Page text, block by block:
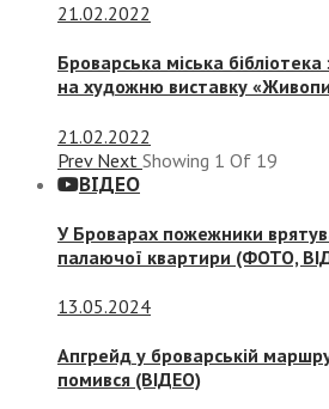
21.02.2022
Броварська міська
на художню виставку
21.02.2022
Prev Next Showing 1 Of 19
ВІДЕО
У Броварах пожежники
палаючої квартири (ФОТО,
13.05.2024
Апгрейд у броварській
помився (ВІДЕО)